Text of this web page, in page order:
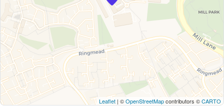
Leaflet | ©OpenStreetMapcontributors ©CARTO